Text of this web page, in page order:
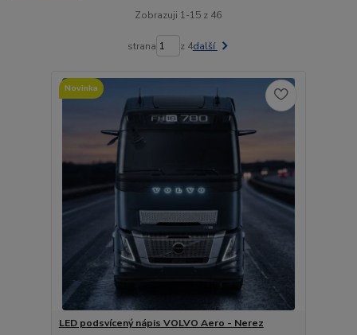
Zobrazuji 1-15 z 46
strana z 4další
Novinka
LED podsvícený nápis VOLVO Aero - Nerez